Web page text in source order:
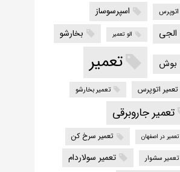
اتوپرس اسپرسوساز
الجی الو تعمیر بخارشو
بوش تعمیر
تعمیر اتوپرس تعمیر بخارشو
تعمیر جاروبرقی
تعمیر در اصفهان تعمیر سرخ کن
تعمیر سشوار تعمیر سولاردام